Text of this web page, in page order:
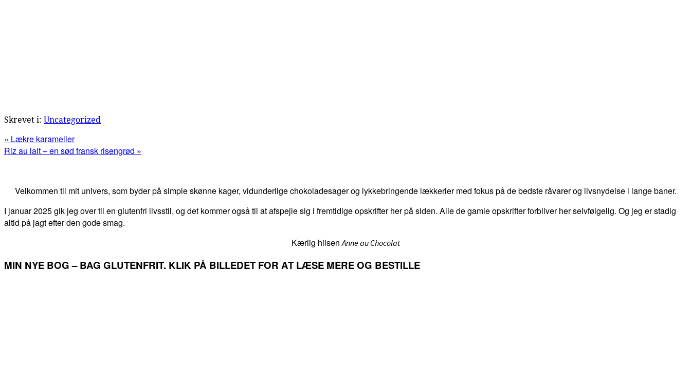
Skrevet i: Uncategorized
Previous
Post:
« Lækre karameller
Next
Riz au lait – en sød fransk risengrød »
Sidebar
Velkommen til mit univers, som byder på simple skønne kager, vidunderlige chokoladesager og lykkebringende lækkerier med fokus på de bedste råvarer og livsnydelse i lange baner.
I januar 2025 gik jeg over til en glutenfri livsstil, og det kommer også til at afspejle sig i fremtidige opskrifter her på siden. Alle de gamle opskrifter forbliver her selvfølgelig. Og jeg er stadig
altid på jagt efter den gode smag.
Kærlig hilsenAnne au Chocolat
MIN NYE BOG – BAG GLUTENFRIT. KLIK PÅ BILLEDET FOR AT LÆSE MERE OG BESTILLE